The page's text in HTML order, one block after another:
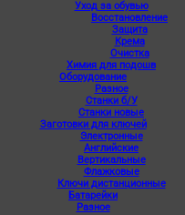
Уход за обувью
Восстановление
Защита
Крема
Очистка
Химия для подошв
Оборудование
Разное
Станки б/У
Станки новые
Заготовки для ключей
Электронные
Английские
Вертикальные
Флажковые
Ключи дистанционные
Батарейки
Разное